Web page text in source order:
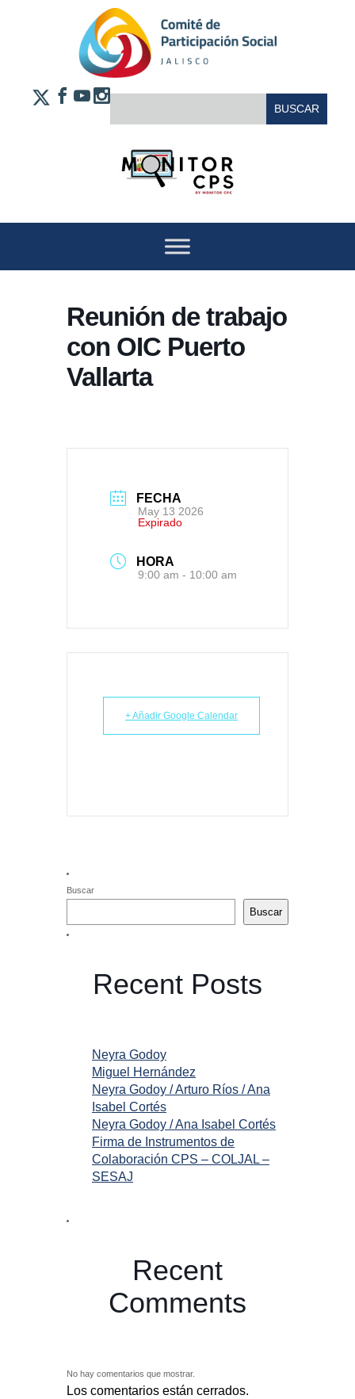
Reunión de trabajo
con OIC Puerto
Vallarta
FECHA
May 13 2026
Expirado
HORA
9:00 am - 10:00 am
+ Añadir Google Calendar
Buscar
Buscar
Recent Posts
Neyra Godoy
Miguel Hernández
Neyra Godoy / Arturo Ríos / Ana
Isabel Cortés
Neyra Godoy / Ana Isabel Cortés
Firma de Instrumentos de
Colaboración CPS – COLJAL –
SESAJ
Recent
Comments
No hay comentarios que mostrar.
Los comentarios están cerrados.